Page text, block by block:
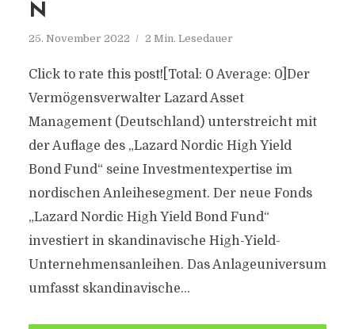
N
25. November 2022 2 Min. Lesedauer
Click to rate this post![Total: 0 Average: 0]Der
Vermögensverwalter Lazard Asset
Management (Deutschland) unterstreicht mit
der Auflage des „Lazard Nordic High Yield
Bond Fund“ seine Investmentexpertise im
nordischen Anleihesegment. Der neue Fonds
„Lazard Nordic High Yield Bond Fund“
investiert in skandinavische High-Yield-
Unternehmensanleihen. Das Anlageuniversum
umfasst skandinavische...